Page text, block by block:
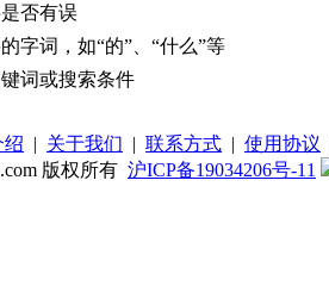
否有误
字词，如“的”、“什么”等
词或搜索条件
绍 | 关于我们 | 联系方式 | 使用协议
版权所有 沪ICP备19034206号-11